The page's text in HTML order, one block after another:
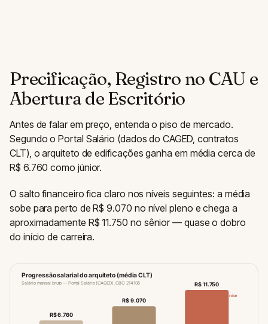
Precificação, Registro no CAU e
Abertura de Escritório
Antes de falar em preço, entenda o piso de mercado.
Segundo o Portal Salário (dados do CAGED, contratos
CLT), o arquiteto de edificações ganha em média cerca de
R$ 6.760 como júnior.
O salto financeiro fica claro nos níveis seguintes: a média
sobe para perto de R$ 9.070 no nível pleno e chega a
aproximadamente R$ 11.750 no sênior — quase o dobro
do início de carreira.
Progressão salarial do arquiteto (média CLT)
Salário mensal bruto — Portal Salário (CAGED), CBO 214105
R$ 6.760
R$ 9.070
R$ 11.750
+74% vs. júnior